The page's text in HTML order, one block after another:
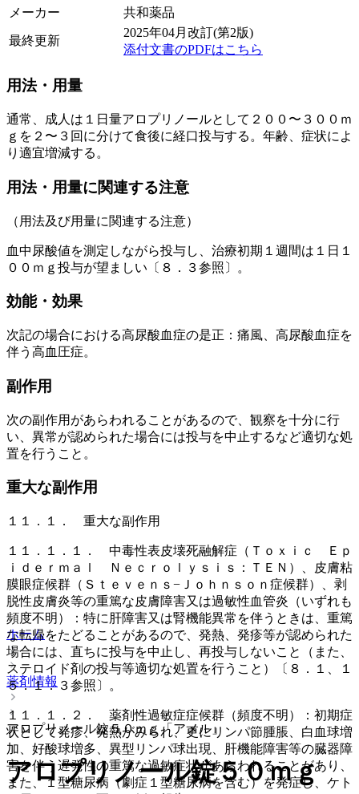
メーカー
共和薬品
最終更新
2025年04月改訂(第2版)
添付文書のPDFはこちら
用法・用量
通常、成人は１日量アロプリノールとして２００〜３００ｍ
ｇを２〜３回に分けて食後に経口投与する。年齢、症状によ
り適宜増減する。
用法・用量に関連する注意
（用法及び用量に関連する注意）
血中尿酸値を測定しながら投与し、治療初期１週間は１日１
００ｍｇ投与が望ましい〔８．３参照〕。
効能・効果
次記の場合における高尿酸血症の是正：痛風、高尿酸血症を
伴う高血圧症。
副作用
次の副作用があらわれることがあるので、観察を十分に行
い、異常が認められた場合には投与を中止するなど適切な処
置を行うこと。
重大な副作用
１１．１． 重大な副作用
１１．１．１． 中毒性表皮壊死融解症（Ｔｏｘｉｃ Ｅｐ
ｉｄｅｒｍａｌ Ｎｅｃｒｏｌｙｓｉｓ：ＴＥＮ）、皮膚粘
膜眼症候群（Ｓｔｅｖｅｎｓ−Ｊｏｈｎｓｏｎ症候群）、剥
脱性皮膚炎等の重篤な皮膚障害又は過敏性血管炎（いずれも
頻度不明）：特に肝障害又は腎機能異常を伴うときは、重篤
な転帰をたどることがあるので、発熱、発疹等が認められた
場合には、直ちに投与を中止し、再投与しないこと（また、
ステロイド剤の投与等適切な処置を行うこと）〔８．１、１
５．１．３参照〕。
１１．１．２． 薬剤性過敏症症候群（頻度不明）：初期症
状として発疹、発熱がみられ、更にリンパ節腫脹、白血球増
加、好酸球増多、異型リンパ球出現、肝機能障害等の臓器障
害を伴う遅発性の重篤な過敏症状があらわれることがあり、
また、１型糖尿病（劇症１型糖尿病を含む）を発症し、ケト
ホーム
薬剤情報
アロプリノール錠５０ｍｇ「アメル」
アロプリノール錠５０ｍｇ